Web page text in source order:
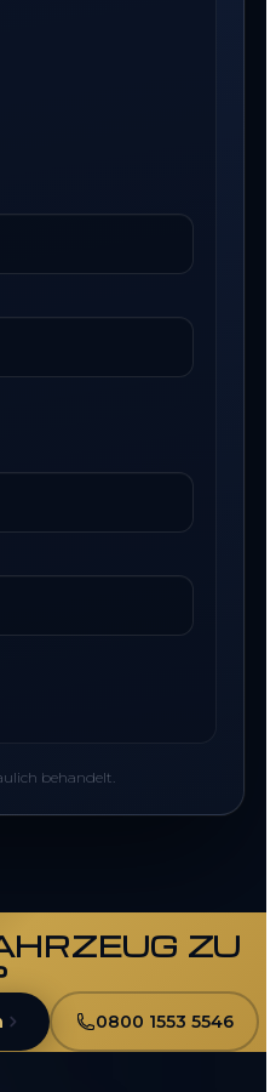
behandelt.
ZU
0800 1553 5546